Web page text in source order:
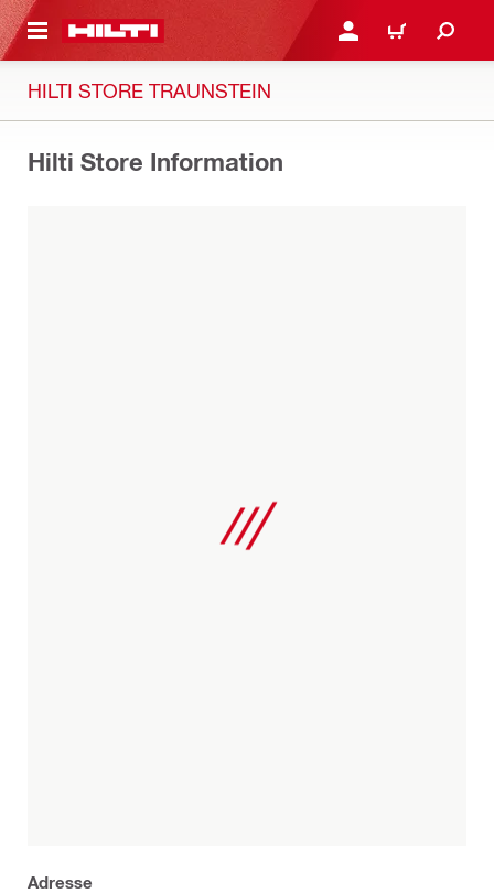
ANMELDEN ODER
WARENKORB
HILTI STORE TRAUNSTEIN
Hilti Store Information
Adresse